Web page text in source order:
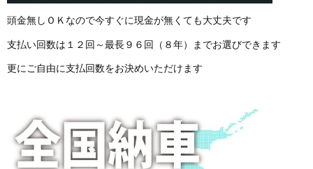
頭金無しＯＫなので今すぐに現金が無くても大丈夫です
支払い回数は１２回～最長９６回（８年）までお選びできます
更にご自由に支払回数をお決めいただけます